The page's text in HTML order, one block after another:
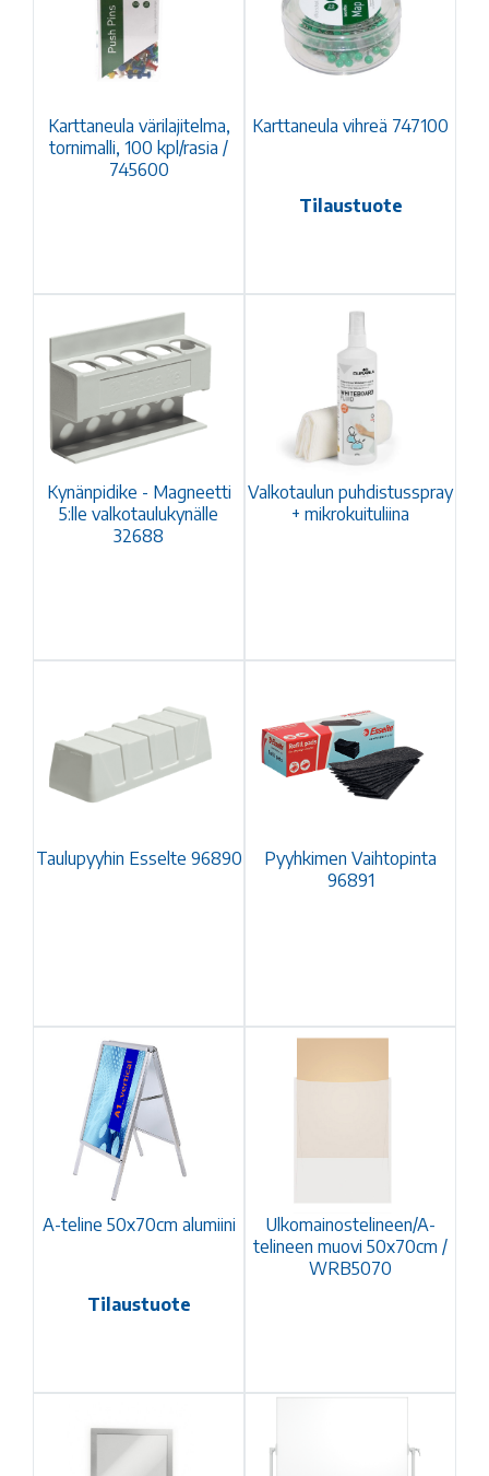
Karttaneula värilajitelma,
tornimalli, 100 kpl/rasia /
745600
Karttaneula vihreä 747100
Tilaustuote
Kynänpidike - Magneetti
5:lle valkotaulukynälle
32688
Valkotaulun puhdistusspray
+ mikrokuituliina
Taulupyyhin Esselte 96890
Pyyhkimen Vaihtopinta
96891
A-teline 50x70cm alumiini
Tilaustuote
Ulkomainostelineen/A-
telineen muovi 50x70cm /
WRB5070